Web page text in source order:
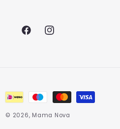
FacebookInstagram
© 2026, Mama Nova